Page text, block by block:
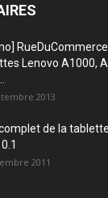
Lenovo A1000,
2013
de la
2011